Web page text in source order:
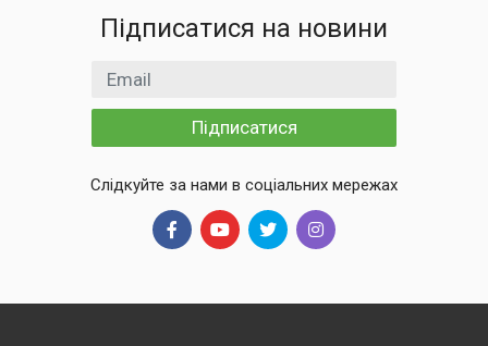
Підписатися на новини
Email
Підписатися
Слідкуйте за нами в соціальних мережах